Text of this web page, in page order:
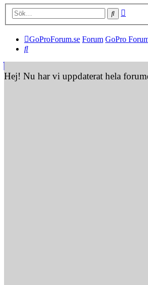
Sök
GoProForum.se Forum GoPro
Sök
Hej! Nu har vi uppdaterat hela